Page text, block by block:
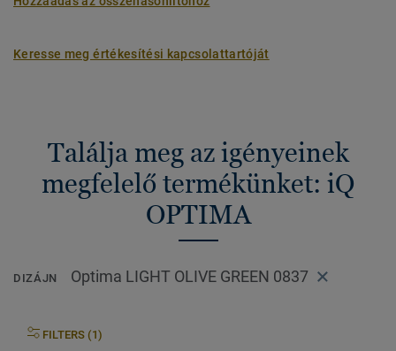
Keresse meg értékesítési kapcsolattartóját
Találja meg az igényeinek
megfelelő termékünket: iQ
OPTIMA
DIZÁJN Optima LIGHT OLIVE GREEN 0837
FILTERS (1)